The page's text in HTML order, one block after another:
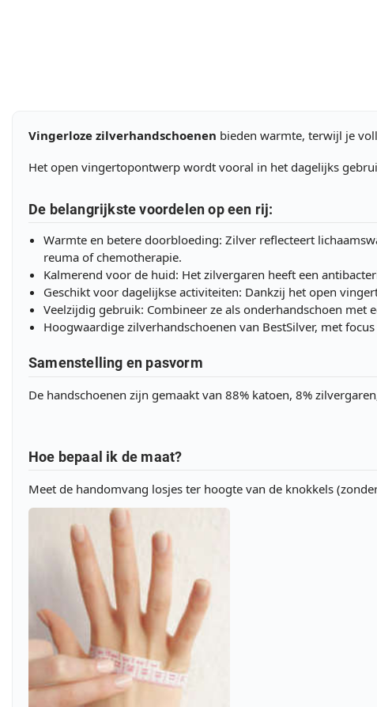
Vingerloze zilverhandschoenen bieden warmte, terwijl je
Het open vingertopontwerp wordt vooral in het dagelijks
De belangrijkste voordelen op een rij:
Warmte en betere doorbloeding: Zilver reflecteert
reuma of chemotherapie.
Kalmerend voor de huid: Het zilvergaren heeft een
Geschikt voor dagelijkse activiteiten: Dankzij het open
Veelzijdig gebruik: Combineer ze als onderhandschoen
Hoogwaardige zilverhandschoenen van BestSilver, met
Samenstelling en pasvorm
De handschoenen zijn gemaakt van 88% katoen, 8%
Hoe bepaal ik de maat?
Meet de handomvang losjes ter hoogte van de knokkels